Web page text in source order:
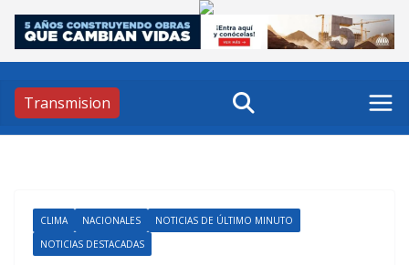
Skip
content
Transmision
CLIMA NACIONALES
NOTICIAS DE ÚLTIMO MINUTO
NOTICIAS DESTACADAS